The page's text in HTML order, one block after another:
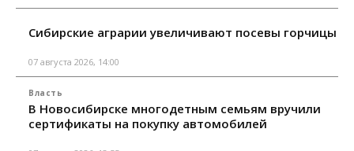
Сибирские аграрии увеличивают посевы горчицы
07 августа 2026, 14:00
Власть
В Новосибирске многодетным семьям вручили
сертификаты на покупку автомобилей